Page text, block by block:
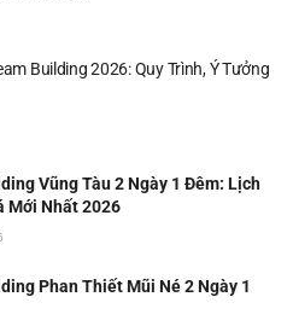
Building 2026: Quy Trình, Ý Tưởng
Vũng Tàu 2 Ngày 1 Đêm: Lịch
Mới Nhất 2026
Phan Thiết Mũi Né 2 Ngày 1